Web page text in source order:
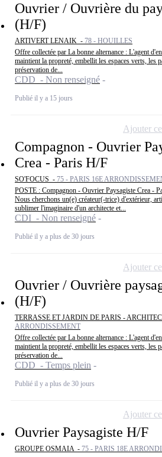
Ouvrier / Ouvrière du
(H/F)
ARTIVERT LENAIK - 78 - HOUILLES
Offre collectée par La bonne alternance : L'agent
maintient la propreté, embellit les espaces verts, les
préservation de...
CDD - Non renseigné
Publié il y a 15 jours
Compagnon - Ouvrier
Crea - Paris H/F
SO'FOCUS - 75 - PARIS 16E
POSTE : Compagnon - Ouvrier Paysagiste Crea -
Nous cherchons un(e) créateur(-trice) d'extérieur,
sublimer l'imaginaire d'un architecte et...
CDI - Non renseigné
Publié il y a plus de 30 jours
Ajouter
Ouvrier / Ouvrière
(H/F)
TERRASSE ET JARDIN DE PARIS -
ARRONDISSEMENT
Offre collectée par La bonne alternance : L'agent
maintient la propreté, embellit les espaces verts, les
préservation de...
CDD - Temps plein
Publié il y a plus de 30 jours
Ajouter
Ouvrier Paysagiste H/F
GROUPE OSMAIA - 75 - PARIS 18E
Ajouter